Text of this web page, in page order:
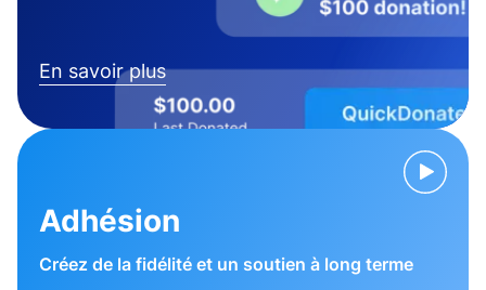
En savoir plus
Adhésion
Créez de la fidélité et un soutien à long terme